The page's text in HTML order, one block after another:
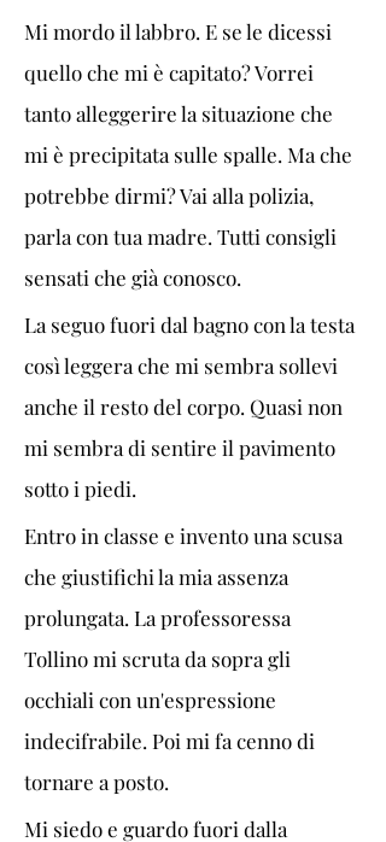
Mi mordo il labbro. E se le dicessi
quello che mi è capitato? Vorrei
tanto alleggerire la situazione che
mi è precipitata sulle spalle. Ma che
potrebbe dirmi? Vai alla polizia,
parla con tua madre. Tutti consigli
sensati che già conosco.
La seguo fuori dal bagno con la testa
così leggera che mi sembra sollevi
anche il resto del corpo. Quasi non
mi sembra di sentire il pavimento
sotto i piedi.
Entro in classe e invento una scusa
che giustifichi la mia assenza
prolungata. La professoressa
Tollino mi scruta da sopra gli
occhiali con un'espressione
indecifrabile. Poi mi fa cenno di
tornare a posto.
Mi siedo e guardo fuori dalla